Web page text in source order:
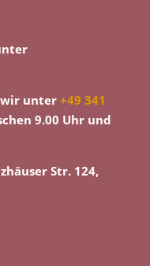
wir unter +49 341
9.00 Uhr und
Str. 124,